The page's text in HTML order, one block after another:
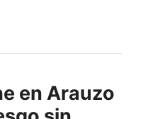
en Arauzo